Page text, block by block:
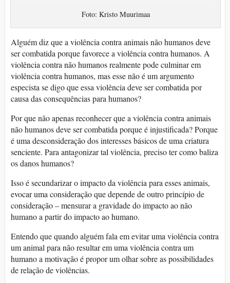
Foto: Kristo Muurimaa
Alguém diz que a violência contra animais não humanos deve
ser combatida porque favorece a violência contra humanos. A
violência contra não humanos realmente pode culminar em
violência contra humanos, mas esse não é um argumento
especista se digo que essa violência deve ser combatida por
causa das consequências para humanos?
Por que não apenas reconhecer que a violência contra animais
não humanos deve ser combatida porque é injustificada? Porque
é uma desconsideração dos interesses básicos de uma criatura
senciente. Para antagonizar tal violência, preciso ter como baliza
os danos humanos?
Isso é secundarizar o impacto da violência para esses animais,
evocar uma consideração que depende de outro princípio de
consideração – mensurar a gravidade do impacto ao não
humano a partir do impacto ao humano.
Entendo que quando alguém fala em evitar uma violência contra
um animal para não resultar em uma violência contra um
humano a motivação é propor um olhar sobre as possibilidades
de relação de violências.